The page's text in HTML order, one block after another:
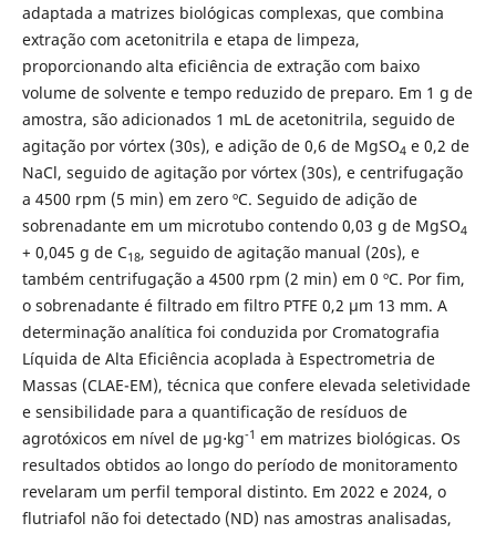
adaptada a matrizes biológicas complexas, que combina
extração com acetonitrila e etapa de limpeza,
proporcionando alta eficiência de extração com baixo
volume de solvente e tempo reduzido de preparo. Em 1 g de
amostra, são adicionados 1 mL de acetonitrila, seguido de
agitação por vórtex (30s), e adição de 0,6 de MgSO4 e 0,2 de
NaCl, seguido de agitação por vórtex (30s), e centrifugação
a 4500 rpm (5 min) em zero ºC. Seguido de adição de
sobrenadante em um microtubo contendo 0,03 g de MgSO4
+ 0,045 g de C18, seguido de agitação manual (20s), e
também centrifugação a 4500 rpm (2 min) em 0 ºC. Por fim,
o sobrenadante é filtrado em filtro PTFE 0,2 μm 13 mm. A
determinação analítica foi conduzida por Cromatografia
Líquida de Alta Eficiência acoplada à Espectrometria de
Massas (CLAE-EM), técnica que confere elevada seletividade
e sensibilidade para a quantificação de resíduos de
agrotóxicos em nível de µg⋅kg-1 em matrizes biológicas. Os
resultados obtidos ao longo do período de monitoramento
revelaram um perfil temporal distinto. Em 2022 e 2024, o
flutriafol não foi detectado (ND) nas amostras analisadas,